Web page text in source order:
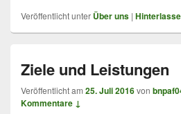
Veröffentlicht unter Über uns |
Ziele und Leistungen
Veröffentlicht am 25. Juli 2016von
Kommentare ↓